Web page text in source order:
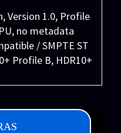
Version 1.0, Profile
no metadata
/ SMPTE ST
Profile B, HDR10+